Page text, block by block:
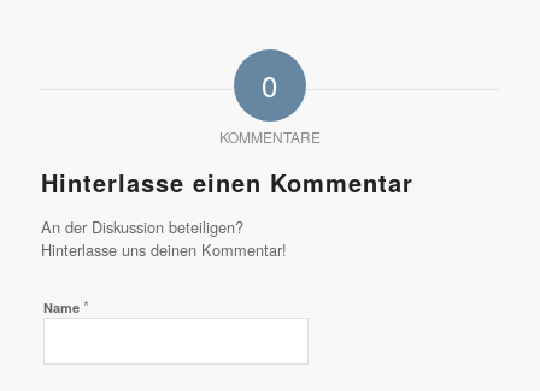
0
KOMMENTARE
Hinterlasse einen Kommentar
An der Diskussion beteiligen?
Hinterlasse uns deinen Kommentar!
Name *